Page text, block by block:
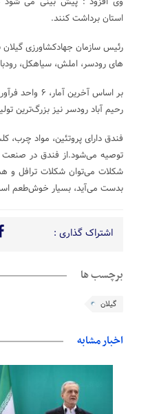
استان برداشت کنند.
های رودسر، املش، سیاهکل،
بر اساس
رحیم آباد رودسر نیز بزرگ‌ترین
فندق دارای پروتئین، مواد
توصیه می‌شود.از فندق در صنعت
شکلات می‌توان شکلات ترافل و
بدست می‌آید، بسیار خوش‌طعم
اشتراک گذاری :
برچسب ها
گیلان
اخبار مشابه